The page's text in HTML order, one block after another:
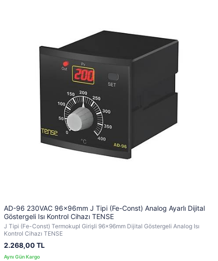
AD-96 230VAC 96x96mm J Tipi (Fe-Const) Analog Ayarlı Dijital
Göstergeli Isı Kontrol Cihazı TENSE
J Tipi (Fe-Const) Termokupl Girişli 96x96mm Dijital Göstergeli Analog Isı
Kontrol Cihazı TENSE
2.268,00 TL